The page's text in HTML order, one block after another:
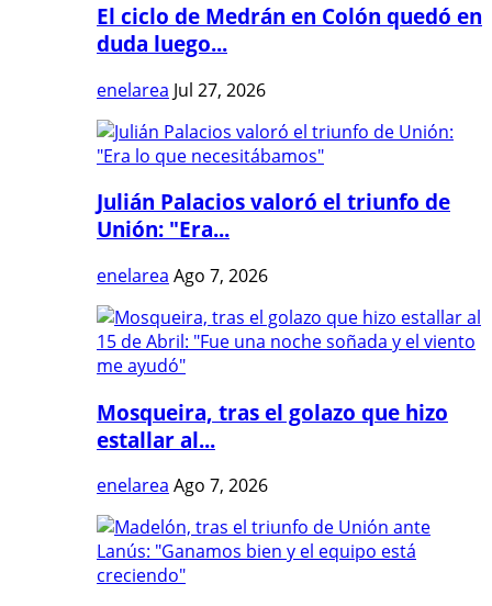
El ciclo de Medrán en Colón quedó en
duda luego...
enelarea Jul 27, 2026
Julián Palacios valoró el triunfo de
Unión: "Era...
enelarea Ago 7, 2026
Mosqueira, tras el golazo que hizo
estallar al...
enelarea Ago 7, 2026